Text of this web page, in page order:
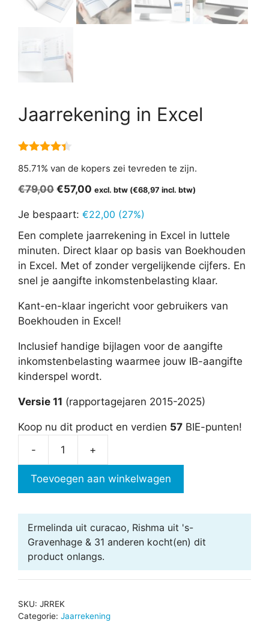
Jaarrekening in Excel
5
85.71% van de kopers zei tevreden te zijn.
€79,00 Oorspronkelijke
was:
€79,00.
€57,00 Huidige
is:
€57,00.
excl. btw (€68,97 incl. btw)
Je bespaart: €22,00 (27%)
Een complete jaarrekening in Excel in luttele
minuten. Direct klaar op basis van Boekhouden
in Excel. Met of zonder vergelijkende cijfers. En
snel je aangifte inkomstenbelasting klaar.
Kant-en-klaar ingericht voor gebruikers van
Boekhouden in Excel!
Inclusief handige bijlagen voor de aangifte
inkomstenbelasting waarmee jouw IB-aangifte
kinderspel wordt.
Versie 11 (rapportagejaren 2015-2025)
Koop nu dit product en verdien 57 BIE-punten!
-
Excel
+
Toevoegen aan winkelwagen
Ermelinda uit curacao, Rishma uit 's-
Gravenhage & 31 anderen kocht(en) dit
product onlangs.
SKU: JRREK
Categorie: Jaarrekening